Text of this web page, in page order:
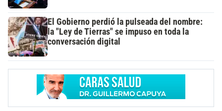
El Gobierno perdió la pulseada del nombre:
la "Ley de Tierras" se impuso en toda la
conversación digital